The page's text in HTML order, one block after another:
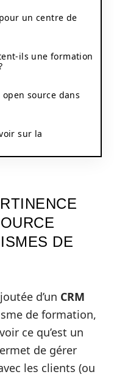
un centre de
ils une formation
source dans
sur la
DE
d’un CRM
de formation,
ce qu’est un
de gérer
les clients (ou